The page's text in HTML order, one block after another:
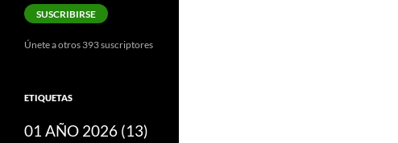
correo
electrónico
SUSCRIBIRSE
Únete a otros 393 suscriptores
ETIQUETAS
01 AÑO 2026 (13)